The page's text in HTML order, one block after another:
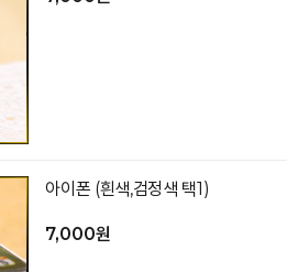
아이폰 (흰색,검정색 택1)
7,000원